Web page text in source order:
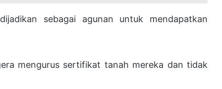
sebagai agunan untuk mendapatkan
mengurus sertifikat tanah mereka dan tidak